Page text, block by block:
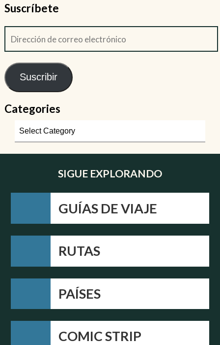
Suscríbete
Suscribir
Categories
SIGUE EXPLORANDO
GUÍAS DE VIAJE
RUTAS
PAÍSES
COMIC STRIP